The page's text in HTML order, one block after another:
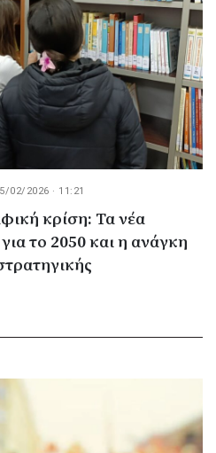
02/2026 · 11:21
κρίση: Τα νέα
το 2050 και η ανάγκη